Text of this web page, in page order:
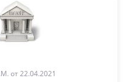
от 22.04.2021